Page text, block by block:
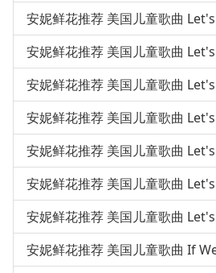
安妮鲜花推荐 美国儿童歌曲
安妮鲜花推荐 美国儿童歌曲
安妮鲜花推荐 美国儿童歌曲
安妮鲜花推荐 美国儿童歌曲